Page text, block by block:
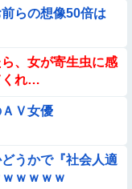
すかｗｗｗｗｗｗｗ
でもない方法で制圧
を褒める時の模範解
だが・・・
たん？おっぱい揉
らの想像50倍は
、女が寄生虫に感
くれ…
ＡＶ女優
うかで『社会人適
ｗｗｗｗ